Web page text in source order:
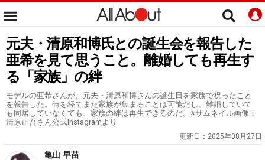
元夫・清原和博氏との誕生会を報告した
亜希を見て思うこと。離婚しても再生す
る「家族」の絆
モデルの亜希さんが、元夫・清原和博さんの誕生日を家族で祝ったこと
を報告した。時を経てまた家族が集まることは可能だし、離婚していて
も同居していなくても、家族の絆は再生できるのだ。※サムネイル画像：
清原正吾さん公式Instagramより
更新日： 2025年08月27日
亀山 早苗